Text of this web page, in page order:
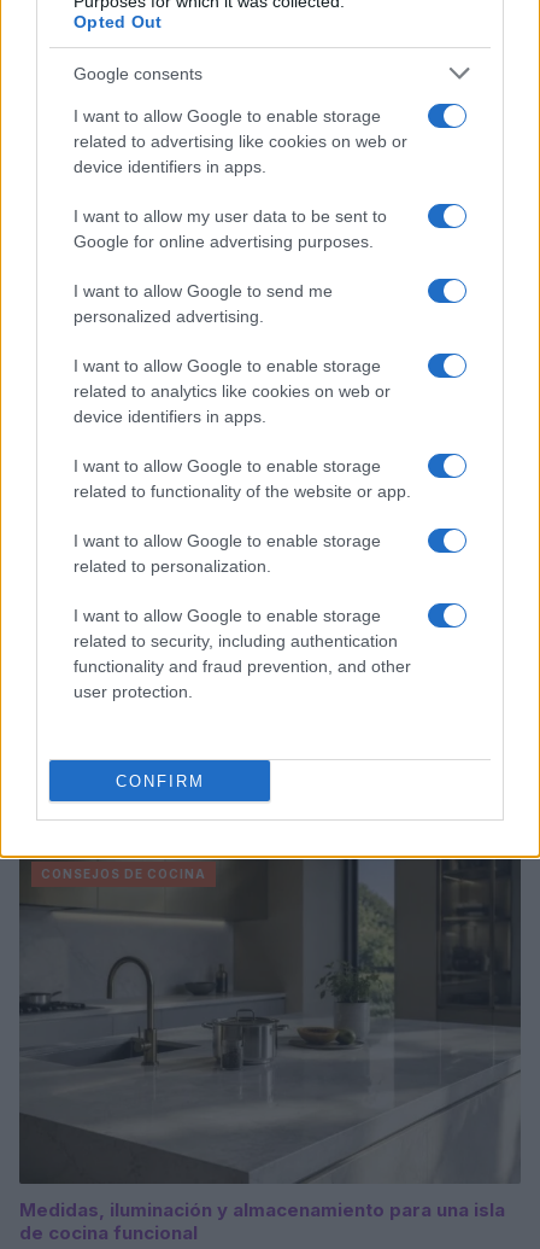
Opted Out
Google consents
I want to allow Google to enable storage
related to advertising like cookies on web or
device identifiers in apps.
I want to allow my user data to be sent to
Google for online advertising purposes.
I want to allow Google to send me
personalized advertising.
I want to allow Google to enable storage
related to analytics like cookies on web or
device identifiers in apps.
I want to allow Google to enable storage
related to functionality of the website or app.
I want to allow Google to enable storage
related to personalization.
I want to allow Google to enable storage
related to security, including authentication
functionality and fraud prevention, and other
user protection.
CONFIRM
y sus implicaciones tanto para productores como
AUTOR
Sigue leyendo
CONSEJOS DE COCINA
Medidas, iluminación y almacenamiento para una isla
de cocina funcional